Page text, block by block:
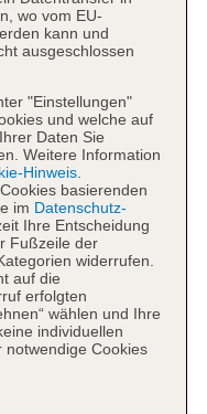
City
wo vom EU-
kann und
ausgeschlossen
"Einstellungen"
und welche auf
Daten Sie
Weitere Information
Hinweis.
basierenden
im Datenschutz-
Ihre Entscheidung
Fußzeile der
widerrufen.
auf die
erfolgten
wählen und Ihre
individuellen
Cookies